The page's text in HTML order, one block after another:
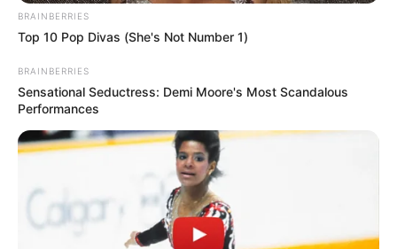
Por:Jhonatan Bello Florez
Noviembre 12, 2024
COMPARTIR
UNIRSE AL CANAL DE WHATSAPP
Este martes 12 de noviembre, las lluvias volvieron a
causar estragos en Bogotá, especialmente en la Autopista
BRAINBERRIES
Top 10 Pop Divas (She's Not Number 1)
BRAINBERRIES
Sensational Seductress: Demi Moore's Most Scandalous
Performances